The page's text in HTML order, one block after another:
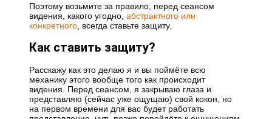
Поэтому возьмите за правило, перед сеансом
видения, какого угодно, абстрактного или
конкретного , всегда ставьте защиту.
Как ставить защиту?
Расскажу как это делаю я и вы поймёте всю
механику этого вообще того как происходит
видения. Перед сеансом, я закрываю глаза и
представляю (сейчас уже ощущаю) свой кокон, но
на первом времени для вас будет работать